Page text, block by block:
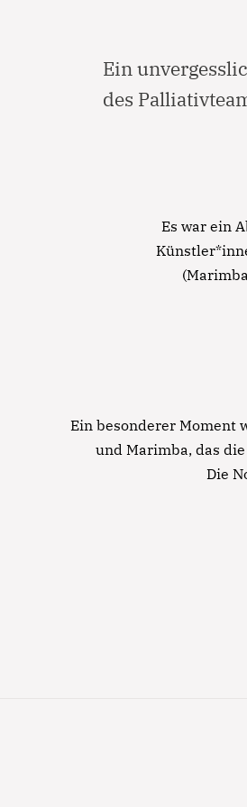
Ein
des
Es war ein
Ein besonderer Moment
und Marimba, das
Die